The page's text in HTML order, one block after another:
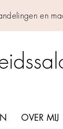
en
OVER MIJ